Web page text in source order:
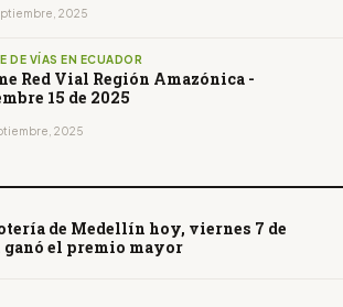
2025
DE VÍAS EN ECUADOR
Red Vial Región Amazónica -
15 de 2025
2025
de Medellín hoy, viernes 7 de
ganó el premio mayor